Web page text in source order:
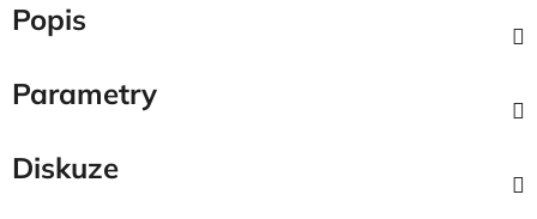
Popis
Parametry
Diskuze